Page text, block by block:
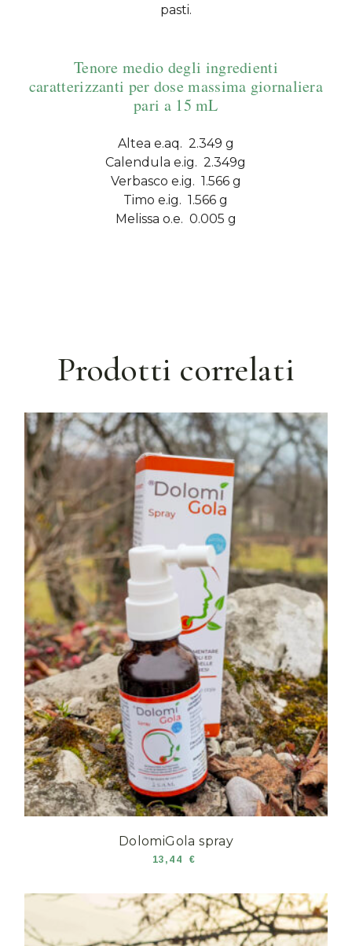
pasti.
Tenore medio degli ingredienti
caratterizzanti per dose massima giornaliera
pari a 15 mL
Altea e.aq. 2.349 g
Calendula e.ig. 2.349g
Verbasco e.ig. 1.566 g
Timo e.ig. 1.566 g
Melissa o.e. 0.005 g
Prodotti correlati
DolomiGola spray
13,44 €